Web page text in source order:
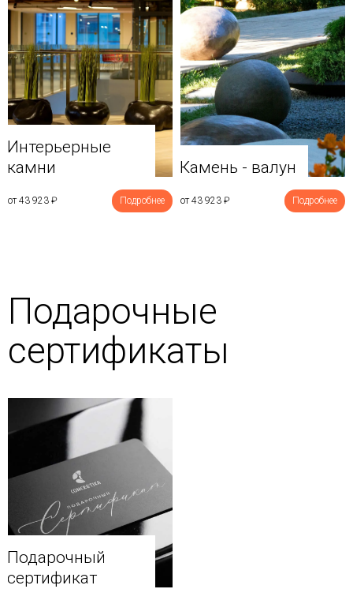
Интерьерные
камни
от 43 923 ₽ Подробнее
Камень - валун
от 43 923 ₽ Подробнее
Подарочные
сертификаты
Подарочный
сертификат